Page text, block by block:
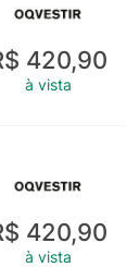
420,90
à vista
420,90
à vista